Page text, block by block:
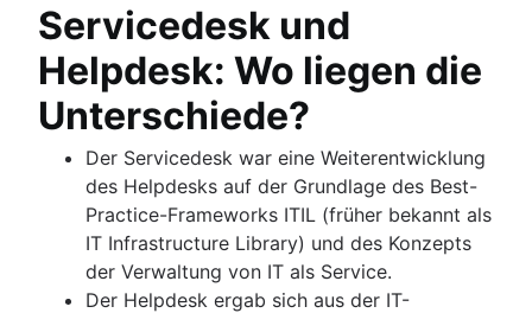
Servicedesk und
Helpdesk: Wo liegen die
Unterschiede?
Der Servicedesk war eine Weiterentwicklung
des Helpdesks auf der Grundlage des Best-
Practice-Frameworks ITIL (früher bekannt als
IT Infrastructure Library) und des Konzepts
der Verwaltung von IT als Service.
Der Helpdesk ergab sich aus der IT-